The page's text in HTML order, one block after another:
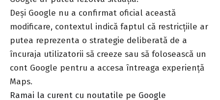
Deși Google nu a confirmat oficial această
modificare, contextul indică faptul că restricțiile ar
putea reprezenta o strategie deliberată de a
încuraja utilizatorii să creeze sau să folosească un
cont Google pentru a accesa întreaga experiență
Maps.
Ramai la curent cu noutatile pe Google